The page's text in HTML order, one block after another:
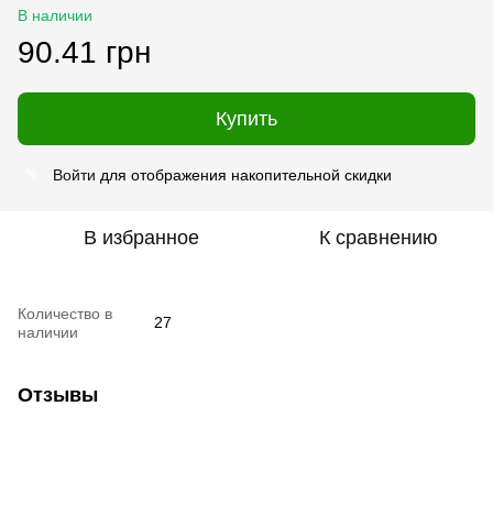
В наличии
90.41 грн
Купить
Войти для отображения накопительной скидки
В избранное К сравнению
Количество в
наличии
27
Отзывы